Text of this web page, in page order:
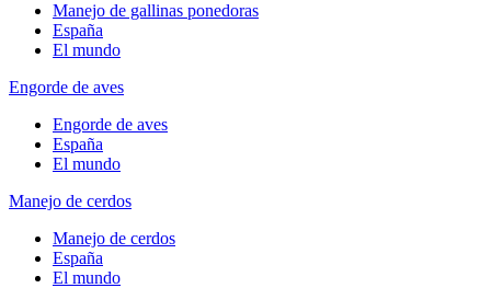
Manejo de gallinas ponedoras
España
El mundo
Engorde de aves
Engorde de aves
España
El mundo
Manejo de cerdos
Manejo de cerdos
España
El mundo